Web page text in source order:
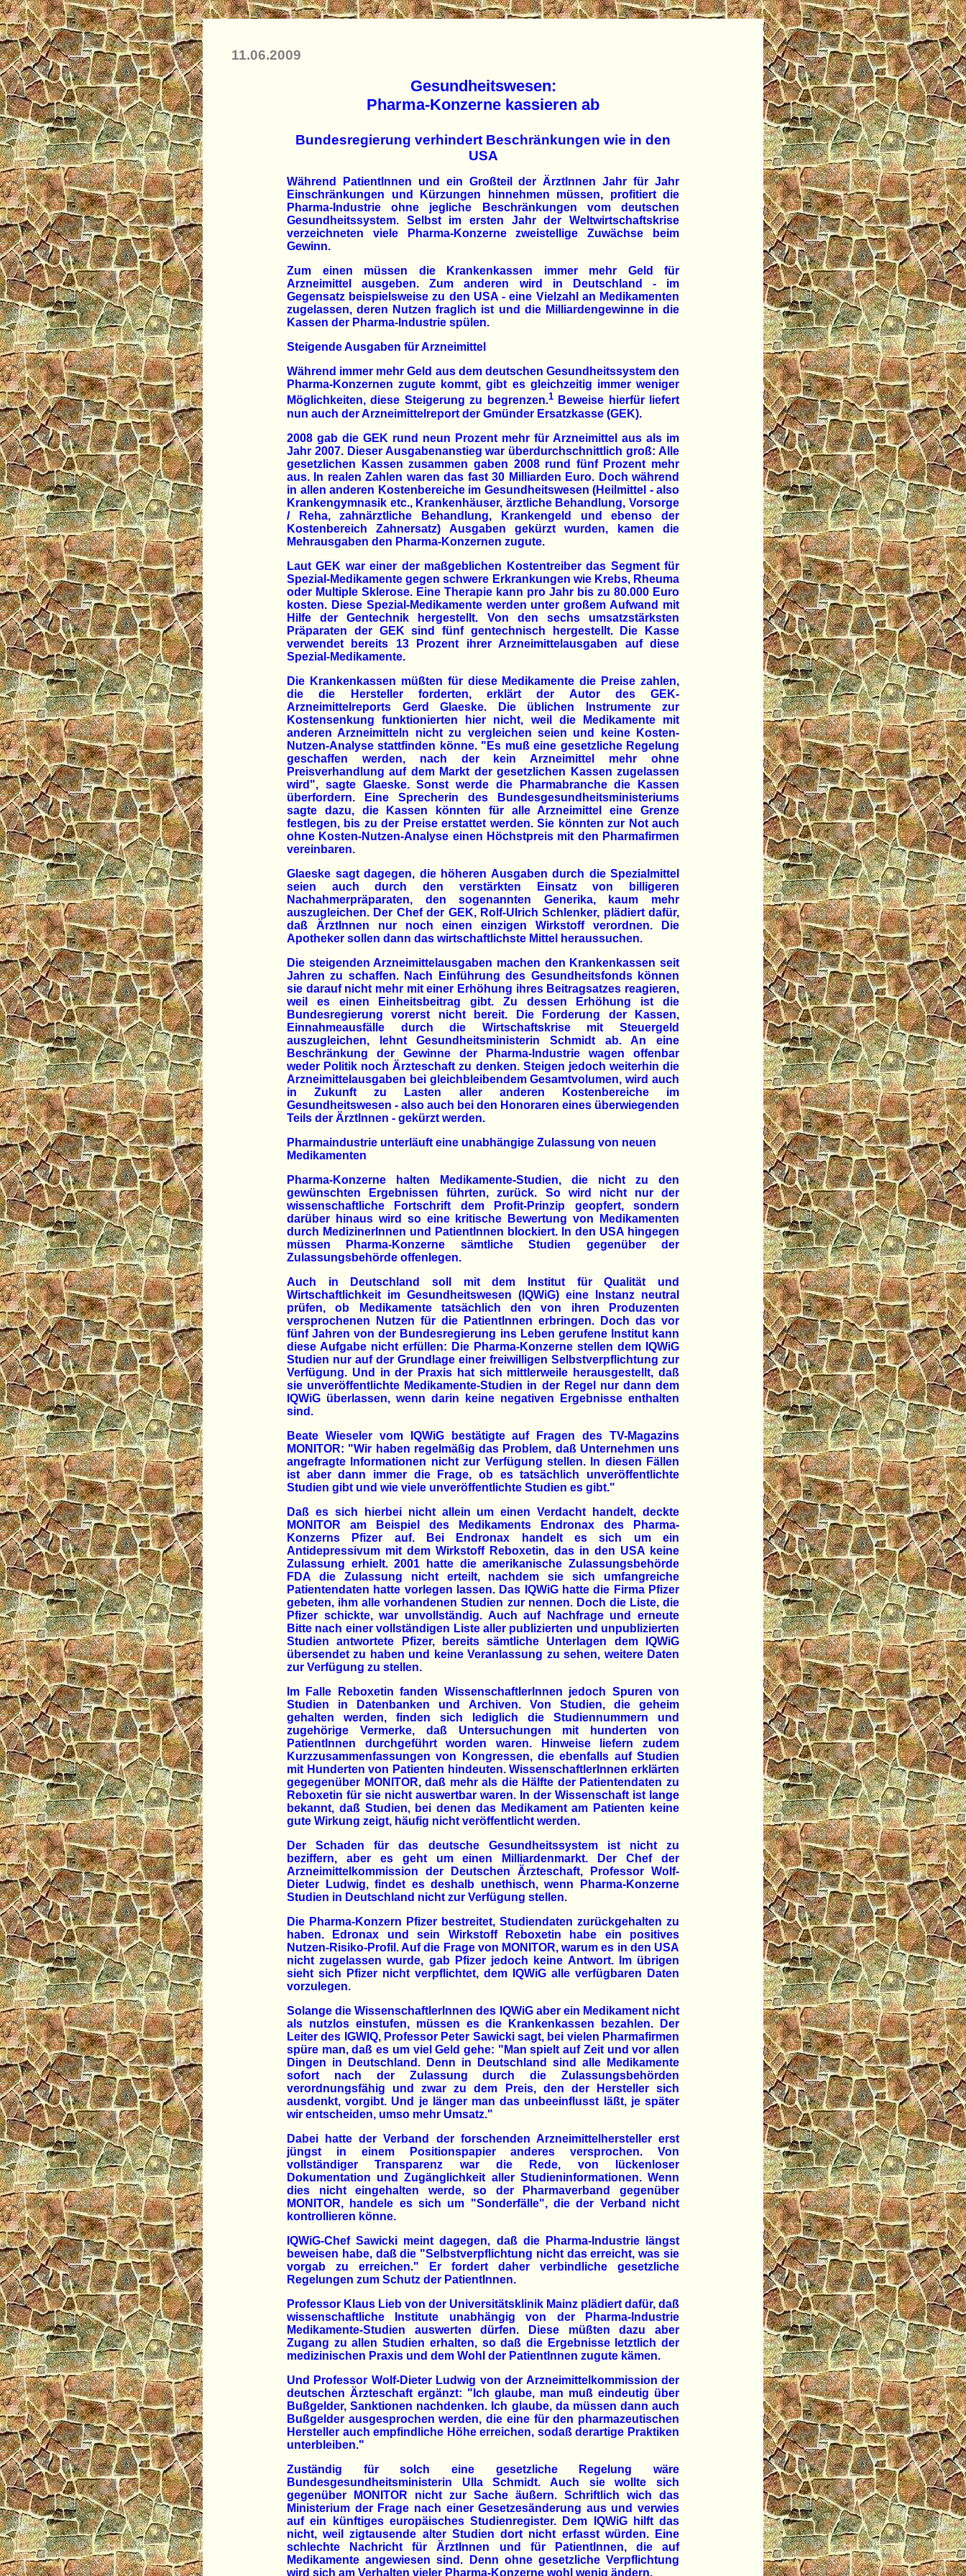
11.06.2009
Gesundheitswesen:
Pharma-Konzerne kassieren ab
Bundesregierung verhindert Beschränkungen wie in den
USA
Während PatientInnen und ein Großteil der ÄrztInnen Jahr für Jahr
Einschränkungen und Kürzungen hinnehmen müssen, profitiert die
Pharma-Industrie ohne jegliche Beschränkungen vom deutschen
Gesundheitssystem. Selbst im ersten Jahr der Weltwirtschaftskrise
verzeichneten viele Pharma-Konzerne zweistellige Zuwächse beim
Gewinn.
Zum einen müssen die Krankenkassen immer mehr Geld für
Arzneimittel ausgeben. Zum anderen wird in Deutschland - im
Gegensatz beispielsweise zu den USA - eine Vielzahl an Medikamenten
zugelassen, deren Nutzen fraglich ist und die Milliardengewinne in die
Kassen der Pharma-Industrie spülen.
Steigende Ausgaben für Arzneimittel
Während immer mehr Geld aus dem deutschen Gesundheitssystem den
Pharma-Konzernen zugute kommt, gibt es gleichzeitig immer weniger
Möglichkeiten, diese Steigerung zu begrenzen.1Beweise hierfür liefert
nun auch der Arzneimittelreport der Gmünder Ersatzkasse (GEK).
2008 gab die GEK rund neun Prozent mehr für Arzneimittel aus als im
Jahr 2007. Dieser Ausgabenanstieg war überdurchschnittlich groß: Alle
gesetzlichen Kassen zusammen gaben 2008 rund fünf Prozent mehr
aus. In realen Zahlen waren das fast 30 Milliarden Euro. Doch während
in allen anderen Kostenbereiche im Gesundheitswesen (Heilmittel - also
Krankengymnasik etc., Krankenhäuser, ärztliche Behandlung, Vorsorge
/ Reha, zahnärztliche Behandlung, Krankengeld und ebenso der
Kostenbereich Zahnersatz) Ausgaben gekürzt wurden, kamen die
Mehrausgaben den Pharma-Konzernen zugute.
Laut GEK war einer der maßgeblichen Kostentreiber das Segment für
Spezial-Medikamente gegen schwere Erkrankungen wie Krebs, Rheuma
oder Multiple Sklerose. Eine Therapie kann pro Jahr bis zu 80.000 Euro
kosten. Diese Spezial-Medikamente werden unter großem Aufwand mit
Hilfe der Gentechnik hergestellt. Von den sechs umsatzstärksten
Präparaten der GEK sind fünf gentechnisch hergestellt. Die Kasse
verwendet bereits 13 Prozent ihrer Arzneimittelausgaben auf diese
Spezial-Medikamente.
Die Krankenkassen müßten für diese Medikamente die Preise zahlen,
die die Hersteller forderten, erklärt der Autor des GEK-
Arzneimittelreports Gerd Glaeske. Die üblichen Instrumente zur
Kostensenkung funktionierten hier nicht, weil die Medikamente mit
anderen Arzneimitteln nicht zu vergleichen seien und keine Kosten-
Nutzen-Analyse stattfinden könne. "Es muß eine gesetzliche Regelung
geschaffen werden, nach der kein Arzneimittel mehr ohne
Preisverhandlung auf dem Markt der gesetzlichen Kassen zugelassen
wird", sagte Glaeske. Sonst werde die Pharmabranche die Kassen
überfordern. Eine Sprecherin des Bundesgesundheitsministeriums
sagte dazu, die Kassen könnten für alle Arzneimittel eine Grenze
festlegen, bis zu der Preise erstattet werden. Sie könnten zur Not auch
ohne Kosten-Nutzen-Analyse einen Höchstpreis mit den Pharmafirmen
vereinbaren.
Glaeske sagt dagegen, die höheren Ausgaben durch die Spezialmittel
seien auch durch den verstärkten Einsatz von billigeren
Nachahmerpräparaten, den sogenannten Generika, kaum mehr
auszugleichen. Der Chef der GEK, Rolf-Ulrich Schlenker, plädiert dafür,
daß ÄrztInnen nur noch einen einzigen Wirkstoff verordnen. Die
Apotheker sollen dann das wirtschaftlichste Mittel heraussuchen.
Die steigenden Arzneimittelausgaben machen den Krankenkassen seit
Jahren zu schaffen. Nach Einführung des Gesundheitsfonds können
sie darauf nicht mehr mit einer Erhöhung ihres Beitragsatzes reagieren,
weil es einen Einheitsbeitrag gibt. Zu dessen Erhöhung ist die
Bundesregierung vorerst nicht bereit. Die Forderung der Kassen,
Einnahmeausfälle durch die Wirtschaftskrise mit Steuergeld
auszugleichen, lehnt Gesundheitsministerin Schmidt ab. An eine
Beschränkung der Gewinne der Pharma-Industrie wagen offenbar
weder Politik noch Ärzteschaft zu denken. Steigen jedoch weiterhin die
Arzneimittelausgaben bei gleichbleibendem Gesamtvolumen, wird auch
in Zukunft zu Lasten aller anderen Kostenbereiche im
Gesundheitswesen - also auch bei den Honoraren eines überwiegenden
Teils der ÄrztInnen - gekürzt werden.
Pharmaindustrie unterläuft eine unabhängige Zulassung von neuen
Medikamenten
Pharma-Konzerne halten Medikamente-Studien, die nicht zu den
gewünschten Ergebnissen führten, zurück. So wird nicht nur der
wissenschaftliche Fortschrift dem Profit-Prinzip geopfert, sondern
darüber hinaus wird so eine kritische Bewertung von Medikamenten
durch MedizinerInnen und PatientInnen blockiert. In den USA hingegen
müssen Pharma-Konzerne sämtliche Studien gegenüber der
Zulassungsbehörde offenlegen.
Auch in Deutschland soll mit dem Institut für Qualität und
Wirtschaftlichkeit im Gesundheitswesen (IQWiG) eine Instanz neutral
prüfen, ob Medikamente tatsächlich den von ihren Produzenten
versprochenen Nutzen für die PatientInnen erbringen. Doch das vor
fünf Jahren von der Bundesregierung ins Leben gerufene Institut kann
diese Aufgabe nicht erfüllen: Die Pharma-Konzerne stellen dem IQWiG
Studien nur auf der Grundlage einer freiwilligen Selbstverpflichtung zur
Verfügung. Und in der Praxis hat sich mittlerweile herausgestellt, daß
sie unveröffentlichte Medikamente-Studien in der Regel nur dann dem
IQWiG überlassen, wenn darin keine negativen Ergebnisse enthalten
sind.
Beate Wieseler vom IQWiG bestätigte auf Fragen des TV-Magazins
MONITOR: "Wir haben regelmäßig das Problem, daß Unternehmen uns
angefragte Informationen nicht zur Verfügung stellen. In diesen Fällen
ist aber dann immer die Frage, ob es tatsächlich unveröffentlichte
Studien gibt und wie viele unveröffentlichte Studien es gibt."
Daß es sich hierbei nicht allein um einen Verdacht handelt, deckte
MONITOR am Beispiel des Medikaments Endronax des Pharma-
Konzerns Pfizer auf. Bei Endronax handelt es sich um ein
Antidepressivum mit dem Wirkstoff Reboxetin, das in den USA keine
Zulassung erhielt. 2001 hatte die amerikanische Zulassungsbehörde
FDA die Zulassung nicht erteilt, nachdem sie sich umfangreiche
Patientendaten hatte vorlegen lassen. Das IQWiG hatte die Firma Pfizer
gebeten, ihm alle vorhandenen Studien zur nennen. Doch die Liste, die
Pfizer schickte, war unvollständig. Auch auf Nachfrage und erneute
Bitte nach einer vollständigen Liste aller publizierten und unpublizierten
Studien antwortete Pfizer, bereits sämtliche Unterlagen dem IQWiG
übersendet zu haben und keine Veranlassung zu sehen, weitere Daten
zur Verfügung zu stellen.
Im Falle Reboxetin fanden WissenschaftlerInnen jedoch Spuren von
Studien in Datenbanken und Archiven. Von Studien, die geheim
gehalten werden, finden sich lediglich die Studiennummern und
zugehörige Vermerke, daß Untersuchungen mit hunderten von
PatientInnen durchgeführt worden waren. Hinweise liefern zudem
Kurzzusammenfassungen von Kongressen, die ebenfalls auf Studien
mit Hunderten von Patienten hindeuten. WissenschaftlerInnen erklärten
gegegenüber MONITOR, daß mehr als die Hälfte der Patientendaten zu
Reboxetin für sie nicht auswertbar waren. In der Wissenschaft ist lange
bekannt, daß Studien, bei denen das Medikament am Patienten keine
gute Wirkung zeigt, häufig nicht veröffentlicht werden.
Der Schaden für das deutsche Gesundheitssystem ist nicht zu
beziffern, aber es geht um einen Milliardenmarkt. Der Chef der
Arzneimittelkommission der Deutschen Ärzteschaft, Professor Wolf-
Dieter Ludwig, findet es deshalb unethisch, wenn Pharma-Konzerne
Studien in Deutschland nicht zur Verfügung stellen.
Die Pharma-Konzern Pfizer bestreitet, Studiendaten zurückgehalten zu
haben. Edronax und sein Wirkstoff Reboxetin habe ein positives
Nutzen-Risiko-Profil. Auf die Frage von MONITOR, warum es in den USA
nicht zugelassen wurde, gab Pfizer jedoch keine Antwort. Im übrigen
sieht sich Pfizer nicht verpflichtet, dem IQWiG alle verfügbaren Daten
vorzulegen.
Solange die WissenschaftlerInnen des IQWiG aber ein Medikament nicht
als nutzlos einstufen, müssen es die Krankenkassen bezahlen. Der
Leiter des IGWIQ, Professor Peter Sawicki sagt, bei vielen Pharmafirmen
spüre man, daß es um viel Geld gehe: "Man spielt auf Zeit und vor allen
Dingen in Deutschland. Denn in Deutschland sind alle Medikamente
sofort nach der Zulassung durch die Zulassungsbehörden
verordnungsfähig und zwar zu dem Preis, den der Hersteller sich
ausdenkt, vorgibt. Und je länger man das unbeeinflusst läßt, je später
wir entscheiden, umso mehr Umsatz."
Dabei hatte der Verband der forschenden Arzneimittelhersteller erst
jüngst in einem Positionspapier anderes versprochen. Von
vollständiger Transparenz war die Rede, von lückenloser
Dokumentation und Zugänglichkeit aller Studieninformationen. Wenn
dies nicht eingehalten werde, so der Pharmaverband gegenüber
MONITOR, handele es sich um "Sonderfälle", die der Verband nicht
kontrollieren könne.
IQWiG-Chef Sawicki meint dagegen, daß die Pharma-Industrie längst
beweisen habe, daß die "Selbstverpflichtung nicht das erreicht, was sie
vorgab zu erreichen." Er fordert daher verbindliche gesetzliche
Regelungen zum Schutz der PatientInnen.
Professor Klaus Lieb von der Universitätsklinik Mainz plädiert dafür, daß
wissenschaftliche Institute unabhängig von der Pharma-Industrie
Medikamente-Studien auswerten dürfen. Diese müßten dazu aber
Zugang zu allen Studien erhalten, so daß die Ergebnisse letztlich der
medizinischen Praxis und dem Wohl der PatientInnen zugute kämen.
Und Professor Wolf-Dieter Ludwig von der Arzneimittelkommission der
deutschen Ärzteschaft ergänzt: "Ich glaube, man muß eindeutig über
Bußgelder, Sanktionen nachdenken. Ich glaube, da müssen dann auch
Bußgelder ausgesprochen werden, die eine für den pharmazeutischen
Hersteller auch empfindliche Höhe erreichen, sodaß derartige Praktiken
unterbleiben."
Zuständig für solch eine gesetzliche Regelung wäre
Bundesgesundheitsministerin Ulla Schmidt. Auch sie wollte sich
gegenüber MONITOR nicht zur Sache äußern. Schriftlich wich das
Ministerium der Frage nach einer Gesetzesänderung aus und verwies
auf ein künftiges europäisches Studienregister. Dem IQWiG hilft das
nicht, weil zigtausende alter Studien dort nicht erfasst würden. Eine
schlechte Nachricht für ÄrztInnen und für PatientInnen, die auf
Medikamente angewiesen sind. Denn ohne gesetzliche Verpflichtung
wird sich am Verhalten vieler Pharma-Konzerne wohl wenig ändern.